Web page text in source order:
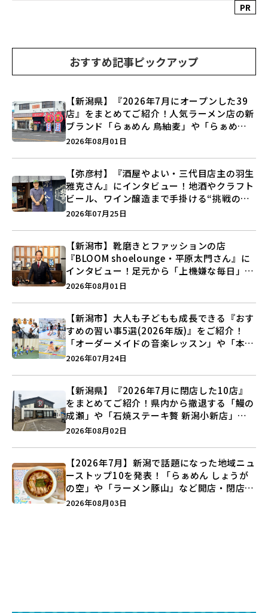
PR
おすすめ記事ピックアップ
【新潟県】『2026年7月にオープンした39
店』をまとめてご紹介！人気ラーメン店の新
ブランド「らぁめん 鳥紬麦」や「らぁめん
しょうがの空」など盛りだくさん♪
2026年08月01日
【弥彦村】『酒屋やよい・三代目店主の羽生
雅克さん』にインタビュー！地酒やクラフト
ビール、ワイン醸造まで手掛ける“挑戦の歴
史”に迫る♪
2026年07月25日
【新潟市】靴磨きとファッションの店
『BLOOM shoelounge・平原太門さん』に
インタビュー！足元から「上機嫌な毎日」を
つくる装いの提案とは？
2026年08月01日
【新潟市】大人も子どもも成長できる『おす
すめの習い事5選(2026年版)』をご紹介！
「オーダーメイドの音楽レッスン」や「本格
キックボクシング」で新しい自分を見つけよ
2026年07月24日
【新潟県】『2026年7月に閉店した10店』
をまとめてご紹介！県内から撤退する「鰻の
成瀬」や「石焼ステーキ贅 新潟小新店」が
営業に幕…。
2026年08月02日
【2026年7月】新潟で話題になった地域ニュ
ーストップ10を発表！「らぁめん しょうが
の空」や「ラーメン豚山」など開店・閉店の
注目記事をランキングでご紹介♪
2026年08月03日